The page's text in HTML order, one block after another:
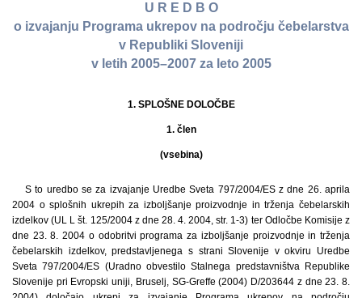
U R E D B O
o izvajanju Programa ukrepov na področju čebelarstva
v Republiki Sloveniji
v letih 2005–2007 za leto 2005
1. SPLOŠNE DOLOČBE
1. člen
(vsebina)
S to uredbo se za izvajanje Uredbe Sveta 797/2004/ES z dne 26. aprila
2004 o splošnih ukrepih za izboljšanje proizvodnje in trženja čebelarskih
izdelkov (UL L št. 125/2004 z dne 28. 4. 2004, str. 1-3) ter Odločbe Komisije z
dne 23. 8. 2004 o odobritvi programa za izboljšanje proizvodnje in trženja
čebelarskih izdelkov, predstavljenega s strani Slovenije v okviru Uredbe
Sveta 797/2004/ES (Uradno obvestilo Stalnega predstavništva Republike
Slovenije pri Evropski uniji, Bruselj, SG-Greffe (2004) D/203644 z dne 23. 8.